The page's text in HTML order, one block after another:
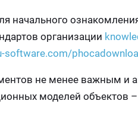
начального
организации
software.com/
не менее важным и
моделей объектов